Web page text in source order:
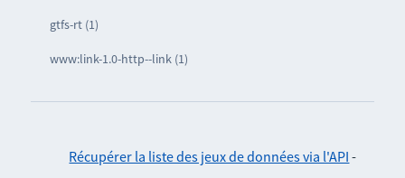
gtfs-rt (1)
www:link-1.0-http--link (1)
Récupérer la liste des jeux de données via l'API -